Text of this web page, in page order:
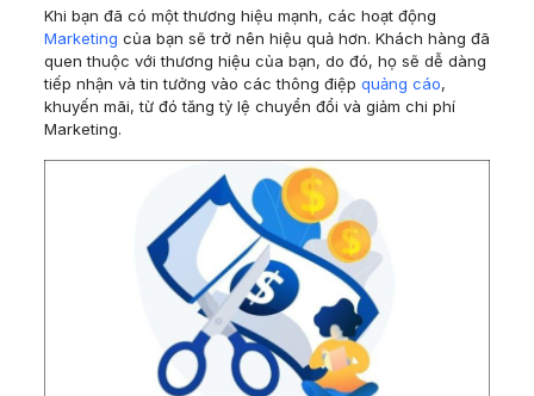
Khi bạn đã có một thương hiệu mạnh, các hoạt động
Marketing của bạn sẽ trở nên hiệu quả hơn. Khách hàng đã
quen thuộc với thương hiệu của bạn, do đó, họ sẽ dễ dàng
tiếp nhận và tin tưởng vào các thông điệp quảng cáo,
khuyến mãi, từ đó tăng tỷ lệ chuyển đổi và giảm chi phí
Marketing.